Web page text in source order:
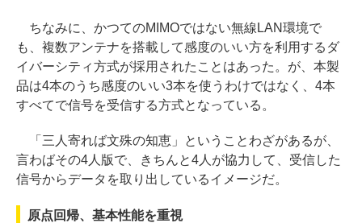
ちなみに、かつてのMIMOではない無線LAN環境で
も、複数アンテナを搭載して感度のいい方を利用するダ
イバーシティ方式が採用されたことはあった。が、本製
品は4本のうち感度のいい3本を使うわけではなく、4本
すべてで信号を受信する方式となっている。
「三人寄れば文殊の知恵」ということわざがあるが、
言わばその4人版で、きちんと4人が協力して、受信した
信号からデータを取り出しているイメージだ。
原点回帰、基本性能を重視